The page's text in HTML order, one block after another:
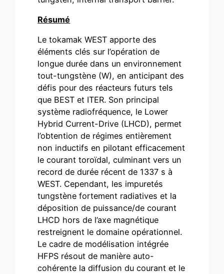
Résumé
Le tokamak WEST apporte des
éléments clés sur l’opération de
longue durée dans un environnement
tout-tungstène (W), en anticipant des
défis pour des réacteurs futurs tels
que BEST et ITER. Son principal
système radiofréquence, le Lower
Hybrid Current-Drive (LHCD), permet
l’obtention de régimes entièrement
non inductifs en pilotant efficacement
le courant toroïdal, culminant vers un
record de durée récent de 1337 s à
WEST. Cependant, les impuretés
tungstène fortement radiatives et la
déposition de puissance/de courant
LHCD hors de l’axe magnétique
restreignent le domaine opérationnel.
Le cadre de modélisation intégrée
HFPS résout de manière auto-
cohérente la diffusion du courant et le